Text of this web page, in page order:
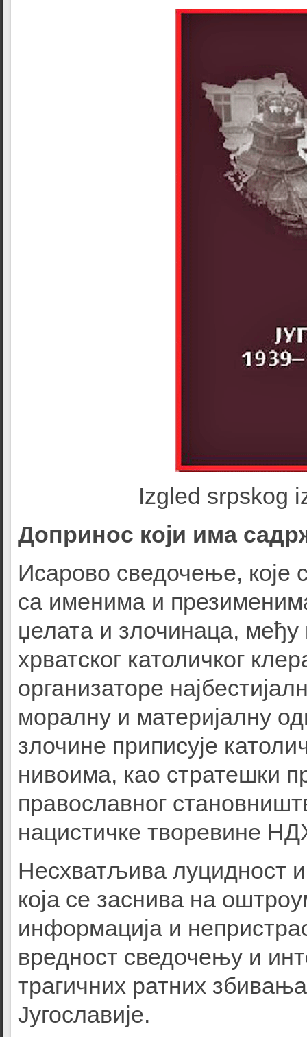
Izgled srpskog
Допринос који има
Исарoвo сведочење, које
са именима и
џелата и злочинаца, међу
хрватског католичког
организаторе
моралну и материјалну
злочине приписује
нивоима, као стратешки
православног
нацистичке творевине
Несхватљива луцидност
која се заснива на
информација и
вредност сведочењу и
трагичних ратних
Југославије.